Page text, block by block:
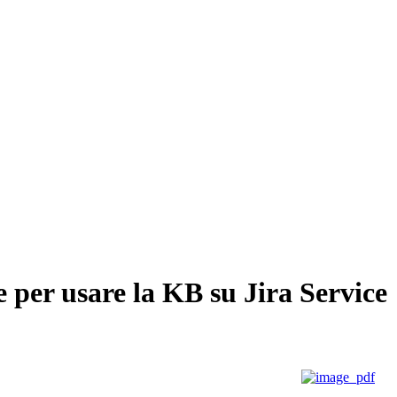
usare la KB su Jira Service